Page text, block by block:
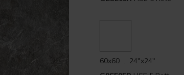
60x60 . 24"x24"